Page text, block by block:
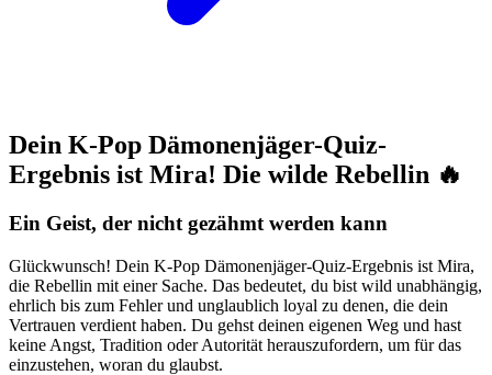
Dein K-Pop Dämonenjäger-Quiz-
Ergebnis ist Mira! Die wilde Rebellin 🔥
Ein Geist, der nicht gezähmt werden kann
Glückwunsch! Dein K-Pop Dämonenjäger-Quiz-Ergebnis ist Mira,
die Rebellin mit einer Sache. Das bedeutet, du bist wild unabhängig,
ehrlich bis zum Fehler und unglaublich loyal zu denen, die dein
Vertrauen verdient haben. Du gehst deinen eigenen Weg und hast
keine Angst, Tradition oder Autorität herauszufordern, um für das
einzustehen, woran du glaubst.